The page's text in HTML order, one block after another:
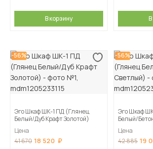
В корзину
-56%
Эго Шкаф ШК-1 ПД (Глянец
Белый/Дуб Крафт Золотой)
Цена
41 670 18 520
-56%
Эго Шкаф
Белый/
Цена
42 885 19